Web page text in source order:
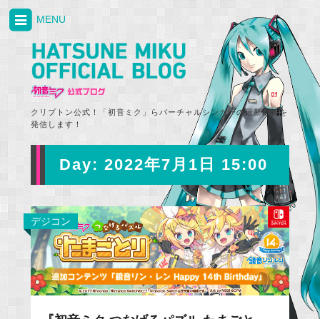
クリプトン公式！「初音ミク」らバーチャルシンガーの最新情報を
発信します！
MENU
Day: 2022年7月1日 15:00
デジコン